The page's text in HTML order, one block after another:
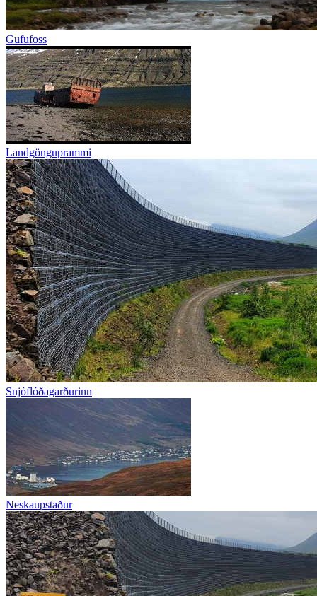
Gufufoss
Landgönguprammi
Snjóflóðagarðurinn
Neskaupstaður